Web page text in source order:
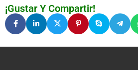
¡Gustar Y Compartir!